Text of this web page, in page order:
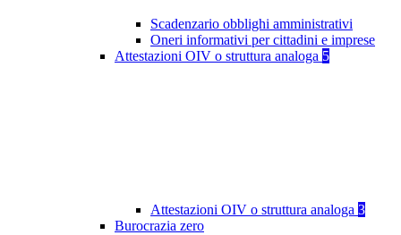
Scadenzario obblighi amministrativi
Oneri informativi per cittadini e imprese
Attestazioni OIV o struttura analoga 5
Attestazioni OIV o struttura analoga 3
Burocrazia zero